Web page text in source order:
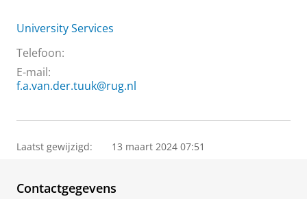
University Services
Telefoon:
E-mail:
f.a.van.der.tuuk@rug.nl
Laatst gewijzigd: 13 maart 2024 07:51
Contactgegevens